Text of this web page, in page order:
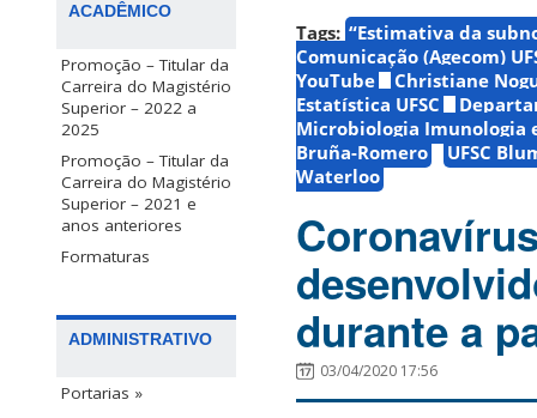
ACADÊMICO
Promoção – Titular da
Carreira do Magistério
Superior – 2022 a
2025
Promoção – Titular da
Carreira do Magistério
Superior – 2021 e
anos anteriores
Formaturas
ADMINISTRATIVO
Portarias »
Tags: “Estimativa da
Comunicação (Agecom)
YouTube
Christiane
Estatística UFSC
Microbiologia Imunologia
Bruña-Romero
UFSC
Waterloo
durante a
03/04/2020 17:56